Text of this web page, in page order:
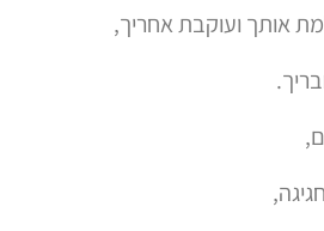
אותך ועוקבת אחריך,